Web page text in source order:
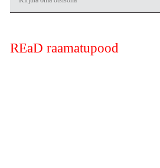
REaD raamatupood